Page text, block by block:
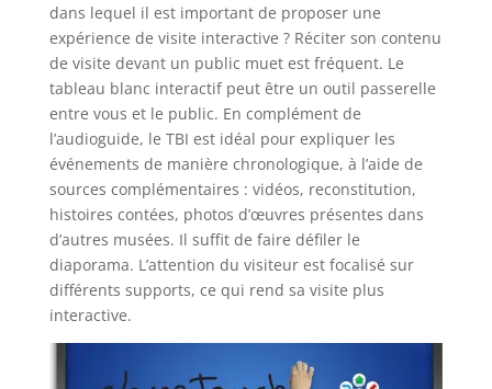
dans lequel il est important de proposer une
expérience de visite interactive ? Réciter son contenu
de visite devant un public muet est fréquent. Le
tableau blanc interactif peut être un outil passerelle
entre vous et le public. En complément de
l’audioguide, le TBI est idéal pour expliquer les
événements de manière chronologique, à l’aide de
sources complémentaires : vidéos, reconstitution,
histoires contées, photos d’œuvres présentes dans
d’autres musées. Il suffit de faire défiler le
diaporama. L’attention du visiteur est focalisé sur
différents supports, ce qui rend sa visite plus
interactive.